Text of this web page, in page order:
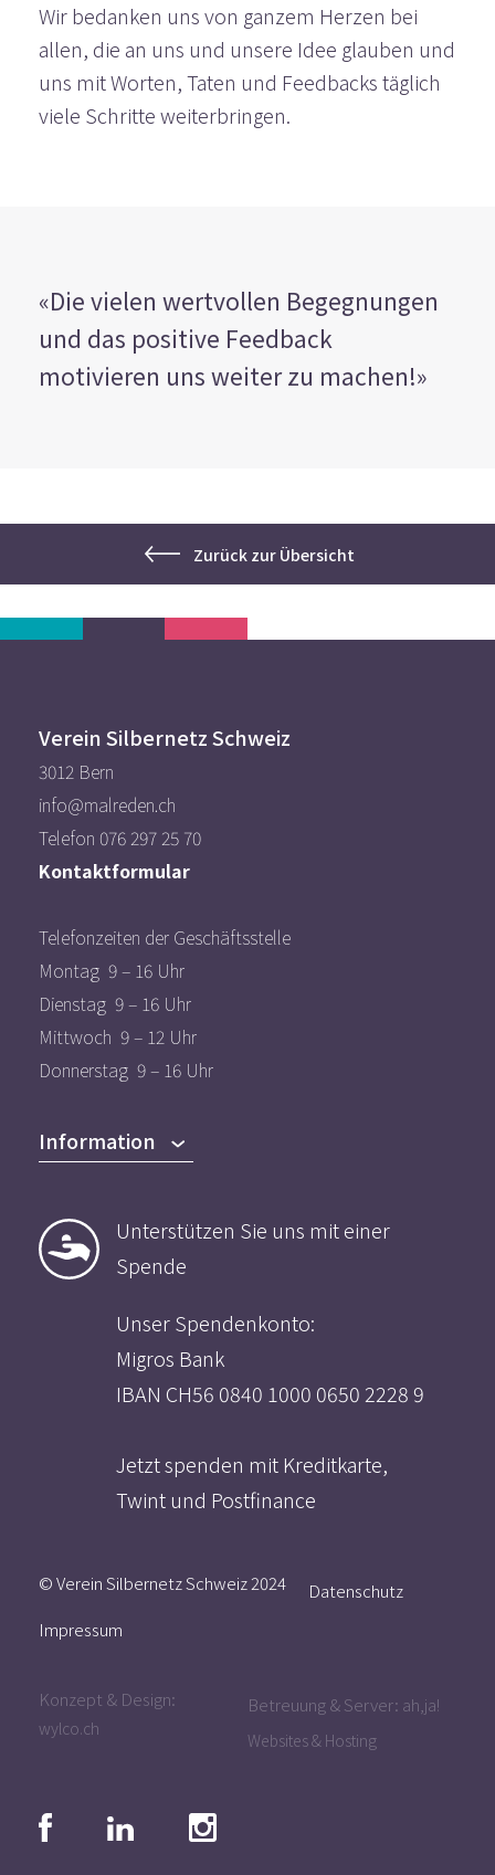
Wir bedanken uns von ganzem Herzen bei
allen, die an uns und unsere Idee glauben und
uns mit Worten, Taten und Feedbacks täglich
viele Schritte weiterbringen.
«Die vielen wertvollen Begegnungen
und das positive Feedback
motivieren uns weiter zu machen!»
Zurück zur Übersicht
Verein Silbernetz Schweiz
3012 Bern
info@malreden.ch
Telefon 076 297 25 70
Kontaktformular
Telefonzeiten der Geschäftsstelle
Montag 9 – 16 Uhr
Dienstag 9 – 16 Uhr
Mittwoch 9 – 12 Uhr
Donnerstag 9 – 16 Uhr
Information
Der Verein
Mitmachen
Aktuelles
Unterstützen Sie uns mit einer
Spende
Unser Spendenkonto:
Migros Bank
IBAN CH56 0840 1000 0650 2228 9
Jetzt spenden mit Kreditkarte,
Twint und Postfinance
© Verein Silbernetz Schweiz 2024
Datenschutz
Impressum
Konzept & Design:
wylco.ch
Betreuung & Server: ah,ja!
Websites & Hosting